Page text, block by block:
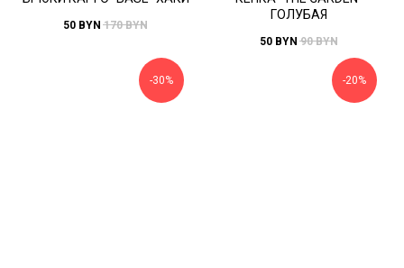
50 BYN 170 BYN
ГОЛУБАЯ
50 BYN 90 BYN
-30% -20%